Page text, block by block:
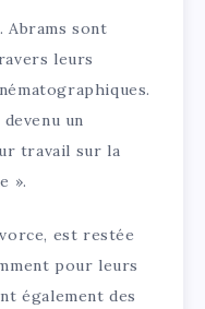
Abrams sont
leurs
un
travail sur la
».
est restée
pour leurs
également des